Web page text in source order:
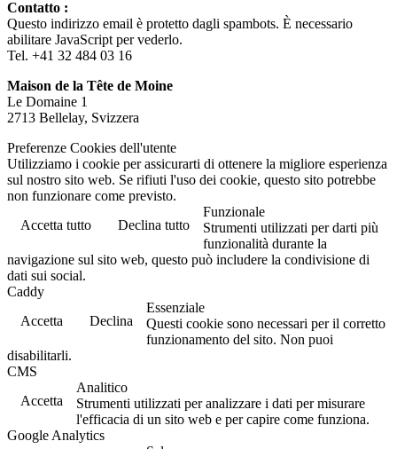
Contatto :
Questo indirizzo email è protetto dagli spambots. È necessario
abilitare JavaScript per vederlo.
Tel. +41 32 484 03 16
Maison de la Tête de Moine
Le Domaine 1
2713 Bellelay, Svizzera
Preferenze Cookies dell'utente
Utilizziamo i cookie per assicurarti di ottenere la migliore esperienza
sul nostro sito web. Se rifiuti l'uso dei cookie, questo sito potrebbe
non funzionare come previsto.
Accetta tutto
Declina tutto
Funzionale
Strumenti utilizzati per darti più
funzionalità durante la
navigazione sul sito web, questo può includere la condivisione di
dati sui social.
Caddy
Accetta
Declina
Essenziale
Questi cookie sono necessari per il corretto
funzionamento del sito. Non puoi
disabilitarli.
CMS
Accetta
Analitico
Strumenti utilizzati per analizzare i dati per misurare
l'efficacia di un sito web e per capire come funziona.
Google Analytics